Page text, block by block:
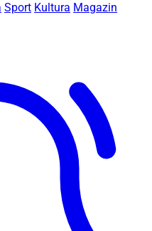
Sport Kultura Magazin